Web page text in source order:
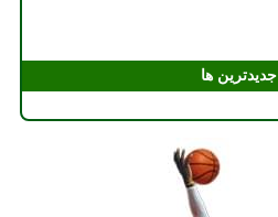
جدیدترین ها